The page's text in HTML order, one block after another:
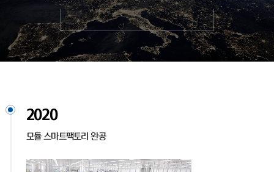
2020
모듈 스마트팩토리 완공